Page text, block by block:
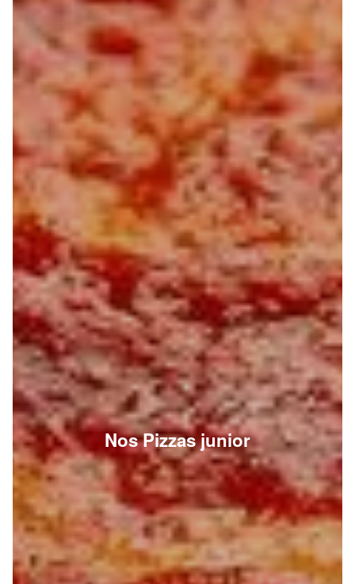
Nos Pizzas junior